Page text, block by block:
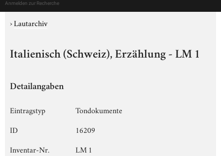
Anmelden zur Recherche
›Lautarchiv
Italienisch (Schweiz), Erzählung - LM 1
Detailangaben
Eintragstyp
Tondokumente
ID
16209
Inventar-Nr.
LM 1